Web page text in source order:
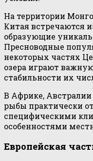
На территории
Китая встречаются
образующие
Пресноводные
некоторых частях
озера играют
стабильности их
В Африке,
рыбы практически
специфическими
особенностями
Европейская